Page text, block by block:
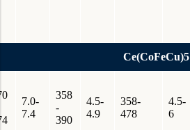
Ce(CoFeCu)5
7.0-
7.4
358
-
390
4.5-
4.9
358-
478
4.5-
6